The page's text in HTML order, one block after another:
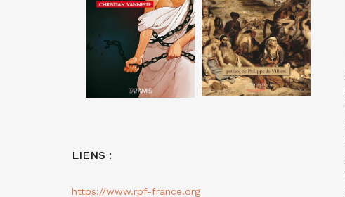
LIENS :
https://www.rpf-france.org